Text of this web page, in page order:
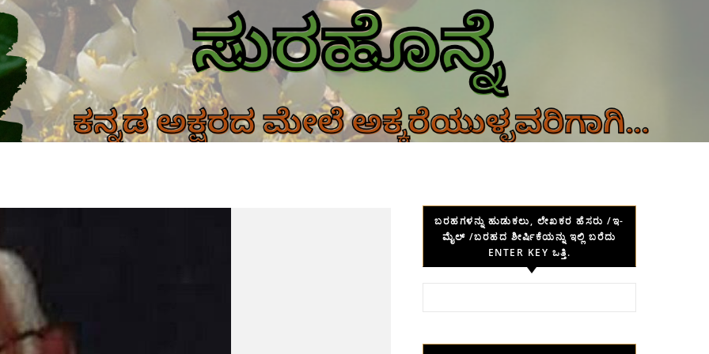
ಬರಹಗಳನ್ನು ಹುಡುಕಲು, ಲೇಖಕರ ಹೆಸರು /ಇ-
ಮೈಲ್ /ಬರಹದ ಶೀರ್ಷಿಕೆಯನ್ನು ಇಲ್ಲಿ ಬರೆದು
ENTER KEY ಒತ್ತಿ.